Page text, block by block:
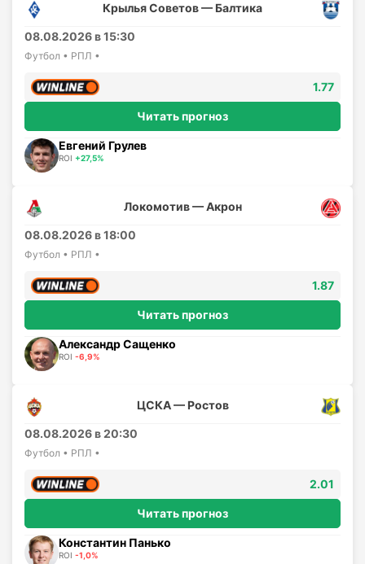
Крылья Советов — Балтика
08.08.2026 в 15:30
Футбол • РПЛ •
1.77
Читать прогноз
Евгений Грулев
ROI +27,5%
Локомотив — Акрон
08.08.2026 в 18:00
Футбол • РПЛ •
1.87
Читать прогноз
Александр Сащенко
ROI -6,9%
ЦСКА — Ростов
08.08.2026 в 20:30
Футбол • РПЛ •
2.01
Читать прогноз
Константин Панько
ROI -1,0%